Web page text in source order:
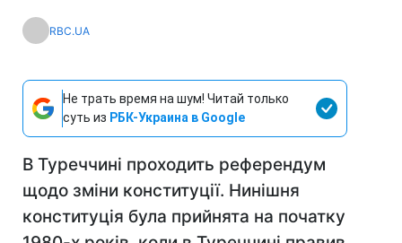
RBC.UA
Не трать время на шум! Читай только
суть из РБК-Украина в Google
В Туреччині проходить референдум
щодо зміни конституції. Нинішня
конституція була прийнята на початку